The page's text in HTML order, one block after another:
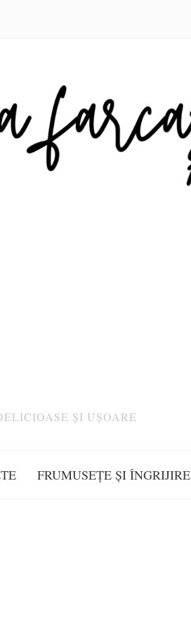
ȘI UȘOARE
FRUMUSEȚE ȘI ÎNGRIJIRE